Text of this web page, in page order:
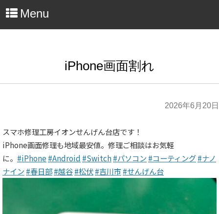
Menu
iPhone画面割れ
2026年6月20日
スマホ修理工房イオンせんげん台店です！
iPhone画面修理も地域最安値。修理ご相談はお気軽
に。 #iPhone #Android #Switch#パソコン #コーティング#ナノ
ナイン #春日部#越谷#松伏#吉川市#せんげん台